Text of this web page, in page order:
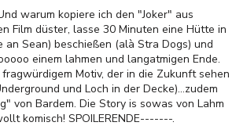
warum kopiere ich den "Joker" aus
Film düster, lasse 30 Minuten eine Hütte in
an Sean) beschießen (alà Stra Dogs) und
einem lahmen und langatmigen Ende.
Motiv, der in die Zukunft sehen
und Loch in der Decke)...zudem
von Bardem. Die Story is sowas von Lahm
komisch! SPOILERENDE-------.